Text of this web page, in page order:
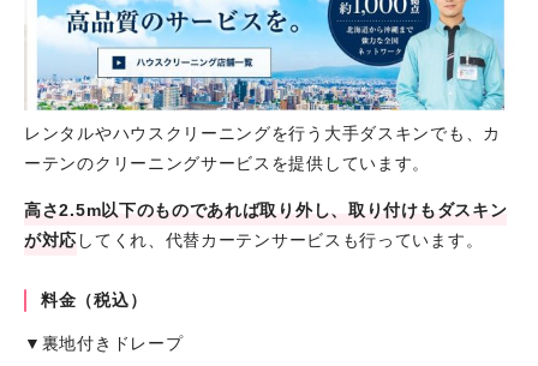
レンタルやハウスクリーニングを行う大手ダスキンでも、カ
ーテンのクリーニングサービスを提供しています。
高さ2.5m以下のものであれば取り外し、取り付けもダスキン
が対応 してくれ、代替カーテンサービスも行っています。
料金（税込）
▼裏地付きドレープ